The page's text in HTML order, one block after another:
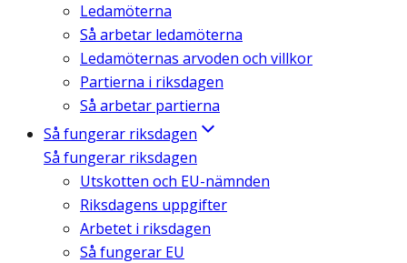
Ledamöterna
Så arbetar ledamöterna
Ledamöternas arvoden och villkor
Partierna i riksdagen
Så arbetar partierna
Så fungerar riksdagen
Så fungerar riksdagen
Utskotten och EU-nämnden
Riksdagens uppgifter
Arbetet i riksdagen
Så fungerar EU